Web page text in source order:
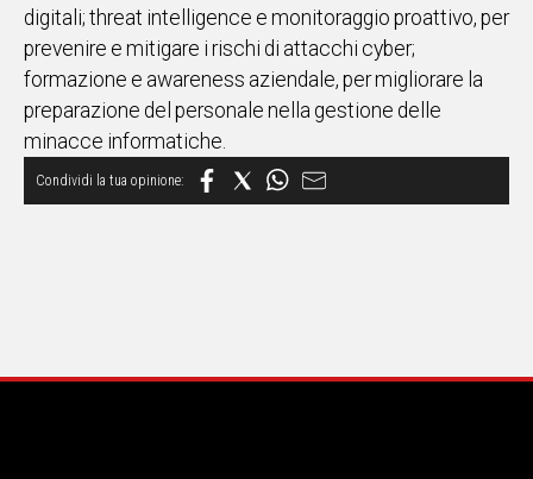
digitali; threat intelligence e monitoraggio proattivo, per
prevenire e mitigare i rischi di attacchi cyber;
formazione e awareness aziendale, per migliorare la
preparazione del personale nella gestione delle
minacce informatiche.